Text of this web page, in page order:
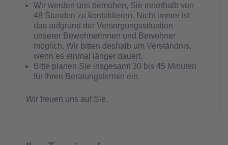
Wir werden uns bemühen, Sie innerhalb von
48 Stunden zu kontaktieren. Nicht immer ist
das aufgrund der Versorgungssituation
unserer Bewohnerinnen und Bewohner
möglich. Wir bitten deshalb um Verständnis,
wenn es einmal länger dauert.
Bitte planen Sie insgesamt 30 bis 45 Minuten
für Ihren Beratungstermin ein.
Wir freuen uns auf Sie.